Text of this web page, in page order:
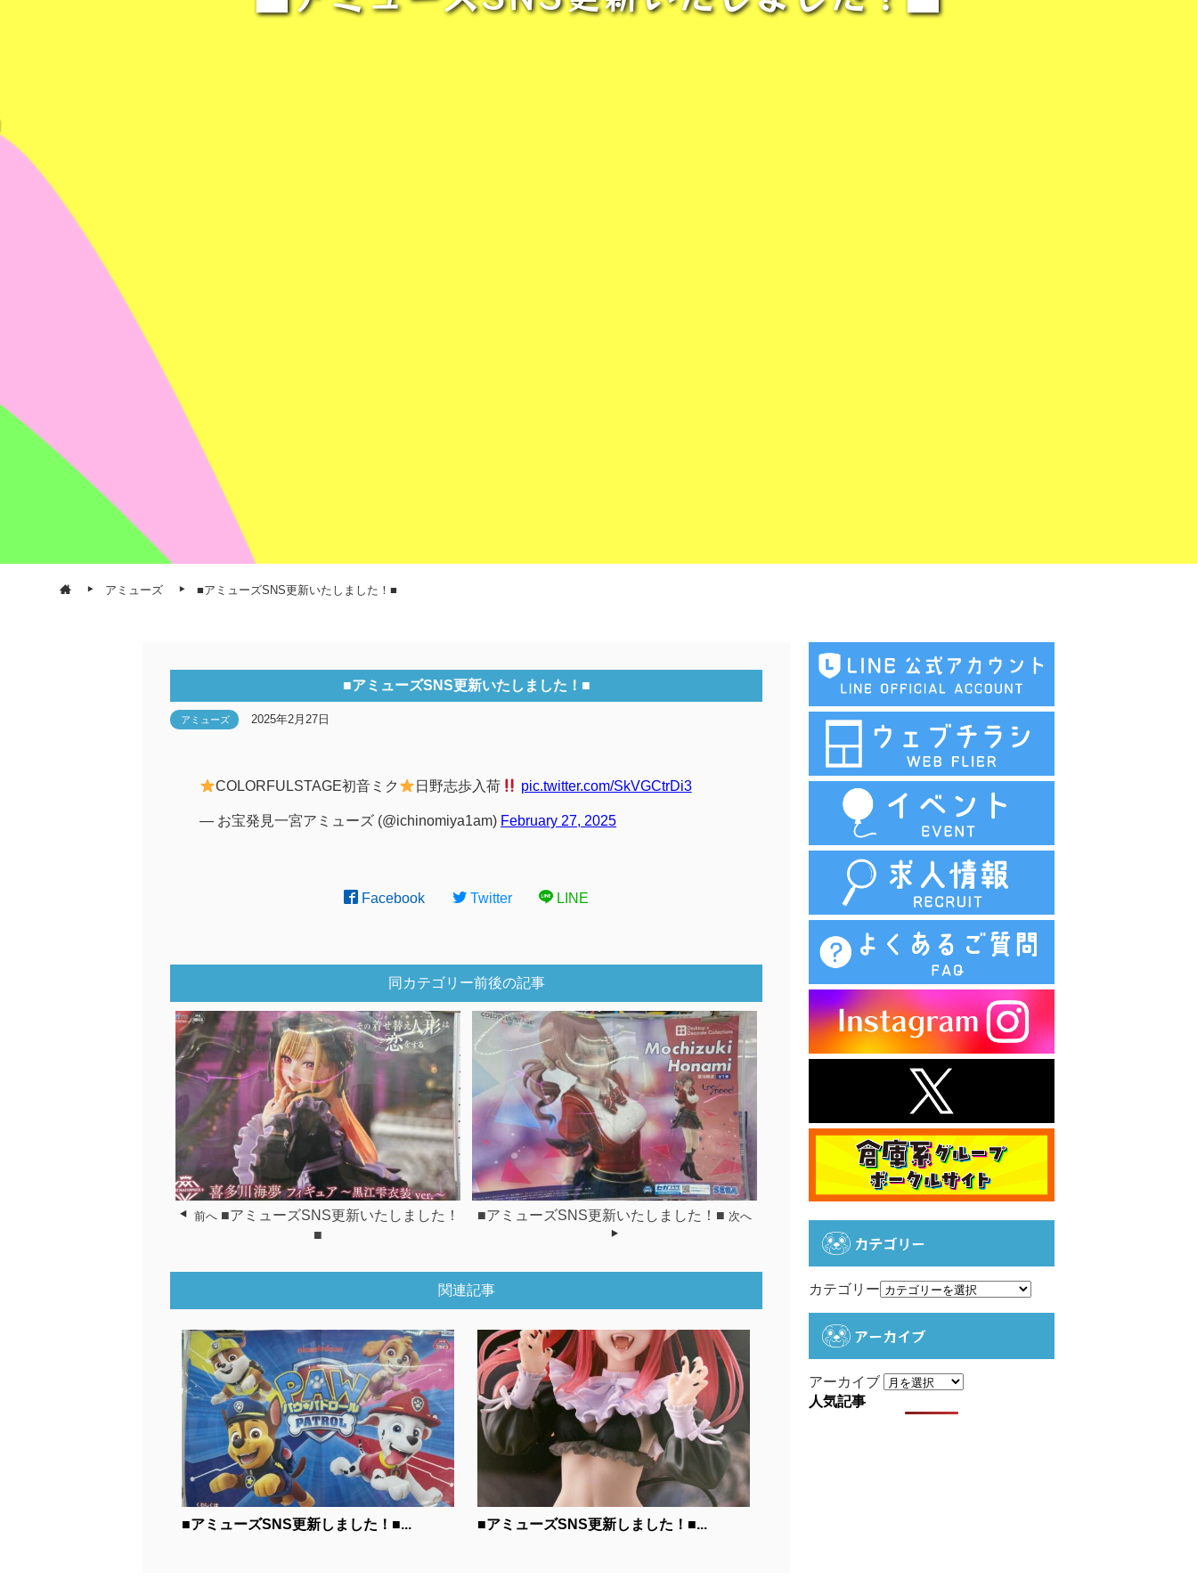
アミューズ ■アミューズSNS更新いたしました！■
■アミューズSNS更新いたしました！■
アミューズ 2025年2月27日
COLORFULSTAGE初音ミク 日野志歩入荷 pic.twitter.com/SkVGCtrDi3
— お宝発見一宮アミューズ (@ichinomiya1am) February 27, 2025
Facebook Twitter LINE
同カテゴリー前後の記事
前へ ■アミューズSNS更新いたしました！
■
■アミューズSNS更新いたしました！■ 次へ
関連記事
■アミューズSNS更新しました！■... ■アミューズSNS更新しました！■...
カテゴリー
カテゴリー
アーカイブ
アーカイブ
人気記事